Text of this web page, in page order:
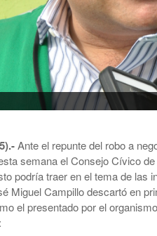
Ante el repunte del robo a
semana el Consejo Cívico
podría traer en el tema de las
Miguel Campillo descartó en
el presentado por el